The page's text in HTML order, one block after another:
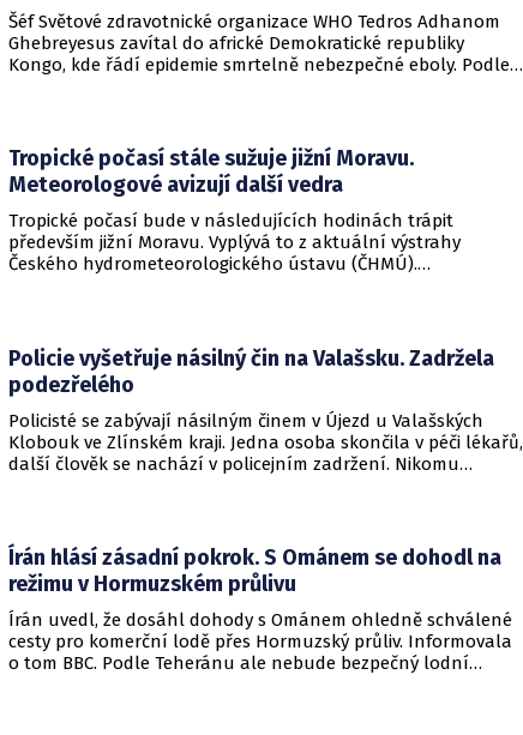
Šéf Světové zdravotnické organizace WHO Tedros Adhanom
Ghebreyesus zavítal do africké Demokratické republiky
Kongo, kde řádí epidemie smrtelně nebezpečné eboly. Podle
Tropické počasí stále sužuje jižní Moravu.
Meteorologové avizují další vedra
Tropické počasí bude v následujících hodinách trápit
především jižní Moravu. Vyplývá to z aktuální výstrahy
Českého hydrometeorologického ústavu (ČHMÚ).
Policie vyšetřuje násilný čin na Valašsku. Zadržela
podezřelého
Policisté se zabývají násilným činem v Újezd u Valašských
Klobouk ve Zlínském kraji. Jedna osoba skončila v péči lékařů,
další člověk se nachází v policejním zadržení. Nikomu
Írán hlásí zásadní pokrok. S Ománem se dohodl na
režimu v Hormuzském průlivu
Írán uvedl, že dosáhl dohody s Ománem ohledně schválené
cesty pro komerční lodě přes Hormuzský průliv. Informovala
o tom BBC. Podle Teheránu ale nebude bezpečný lodní